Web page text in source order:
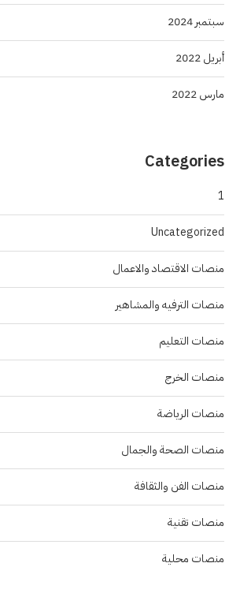
سبتمبر 2024
أبريل 2022
مارس 2022
Categories
1
Uncategorized
منصات الاقتصاد والاعمال
منصات الترفيه والمشاهير
منصات التعليم
منصات الخرج
منصات الرياضة
منصات الصحة والجمال
منصات الفن والثقافة
منصات تقنية
منصات محلية